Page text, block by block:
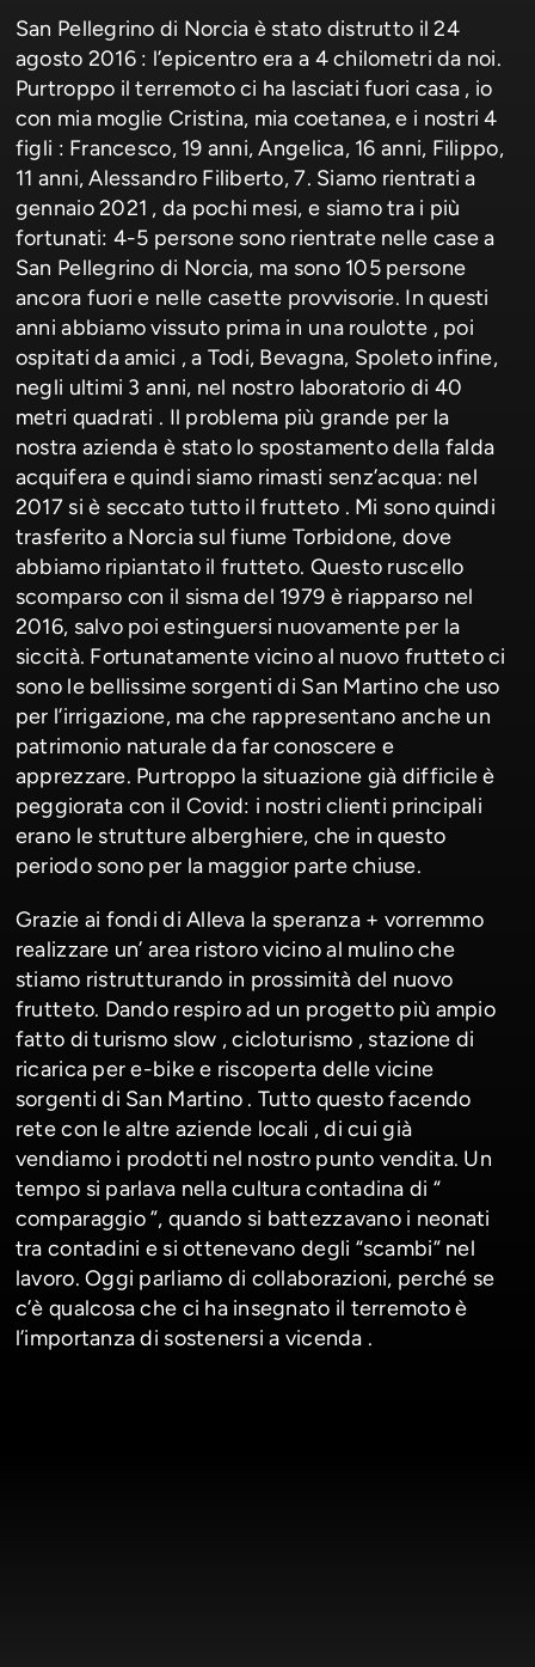
San Pellegrino di Norcia è stato distrutto il 24
agosto 2016 : l’epicentro era a 4 chilometri da noi.
Purtroppo il terremoto ci ha lasciati fuori casa , io
con mia moglie Cristina, mia coetanea, e i nostri 4
figli : Francesco, 19 anni, Angelica, 16 anni, Filippo,
11 anni, Alessandro Filiberto, 7. Siamo rientrati a
gennaio 2021 , da pochi mesi, e siamo tra i più
fortunati: 4-5 persone sono rientrate nelle case a
San Pellegrino di Norcia, ma sono 105 persone
ancora fuori e nelle casette provvisorie. In questi
anni abbiamo vissuto prima in una roulotte , poi
ospitati da amici , a Todi, Bevagna, Spoleto infine,
negli ultimi 3 anni, nel nostro laboratorio di 40
metri quadrati . Il problema più grande per la
nostra azienda è stato lo spostamento della falda
acquifera e quindi siamo rimasti senz’acqua: nel
2017 si è seccato tutto il frutteto . Mi sono quindi
trasferito a Norcia sul fiume Torbidone, dove
abbiamo ripiantato il frutteto. Questo ruscello
scomparso con il sisma del 1979 è riapparso nel
2016, salvo poi estinguersi nuovamente per la
siccità. Fortunatamente vicino al nuovo frutteto ci
sono le bellissime sorgenti di San Martino che uso
per l’irrigazione, ma che rappresentano anche un
patrimonio naturale da far conoscere e
apprezzare. Purtroppo la situazione già difficile è
peggiorata con il Covid: i nostri clienti principali
erano le strutture alberghiere, che in questo
periodo sono per la maggior parte chiuse.
Grazie ai fondi di Alleva la speranza + vorremmo
realizzare un’ area ristoro vicino al mulino che
stiamo ristrutturando in prossimità del nuovo
frutteto. Dando respiro ad un progetto più ampio
fatto di turismo slow , cicloturismo , stazione di
ricarica per e-bike e riscoperta delle vicine
sorgenti di San Martino . Tutto questo facendo
rete con le altre aziende locali , di cui già
vendiamo i prodotti nel nostro punto vendita. Un
tempo si parlava nella cultura contadina di “
comparaggio ”, quando si battezzavano i neonati
tra contadini e si ottenevano degli “scambi” nel
lavoro. Oggi parliamo di collaborazioni, perché se
c’è qualcosa che ci ha insegnato il terremoto è
l’importanza di sostenersi a vicenda .